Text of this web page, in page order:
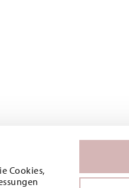
Cookies,